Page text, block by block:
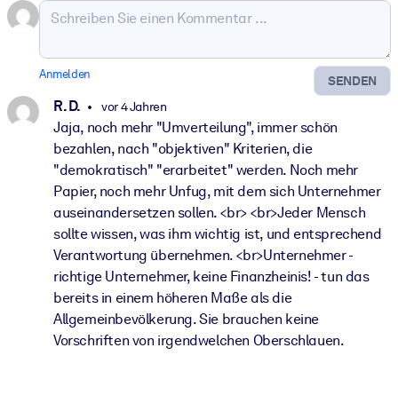
SENDEN
Anmelden
R. D. vor 4 Jahren
Jaja, noch mehr "Umverteilung", immer schön
bezahlen, nach "objektiven" Kriterien, die
"demokratisch" "erarbeitet" werden. Noch mehr
Papier, noch mehr Unfug, mit dem sich Unternehmer
auseinandersetzen sollen. <br> <br>Jeder Mensch
sollte wissen, was ihm wichtig ist, und entsprechend
Verantwortung übernehmen. <br>Unternehmer -
richtige Unternehmer, keine Finanzheinis! - tun das
bereits in einem höheren Maße als die
Allgemeinbevölkerung. Sie brauchen keine
Vorschriften von irgendwelchen Oberschlauen.